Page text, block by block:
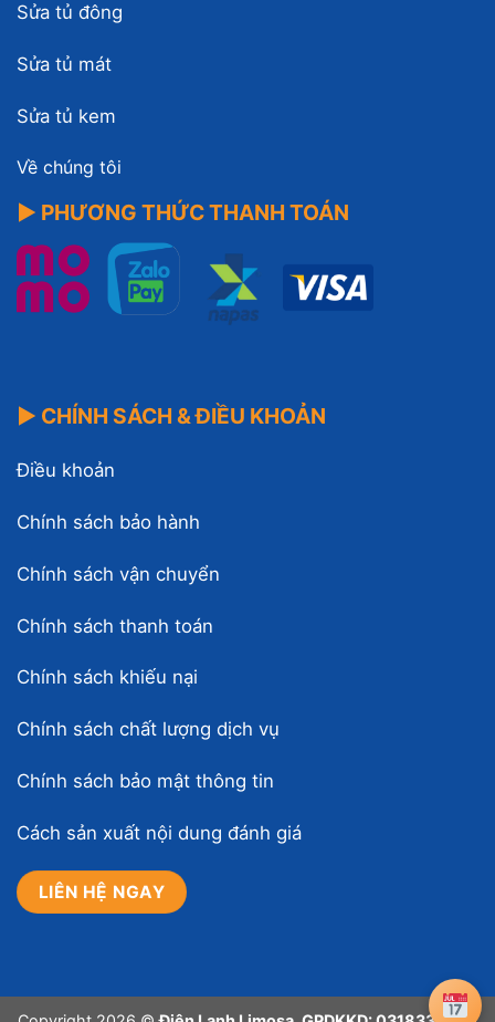
Sửa tủ đông
Sửa tủ mát
Sửa tủ kem
Về chúng tôi
▶ PHƯƠNG THỨC THANH TOÁN
▶ CHÍNH SÁCH & ĐIỀU KHOẢN
Điều khoản
Chính sách bảo hành
Chính sách vận chuyển
Chính sách thanh toán
Chính sách khiếu nại
Chính sách chất lượng dịch vụ
Chính sách bảo mật thông tin
Cách sản xuất nội dung đánh giá
LIÊN HỆ NGAY